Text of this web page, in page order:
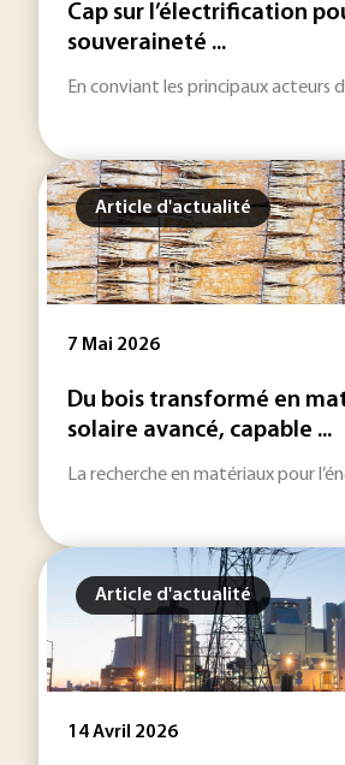
Cap sur l’électrification
souveraineté ...
En conviant les principaux acteurs
Article d'actualité
7 Mai 2026
Du bois transformé en
solaire avancé, capable ...
La recherche en matériaux pour
Article d'actualité
14 Avril 2026